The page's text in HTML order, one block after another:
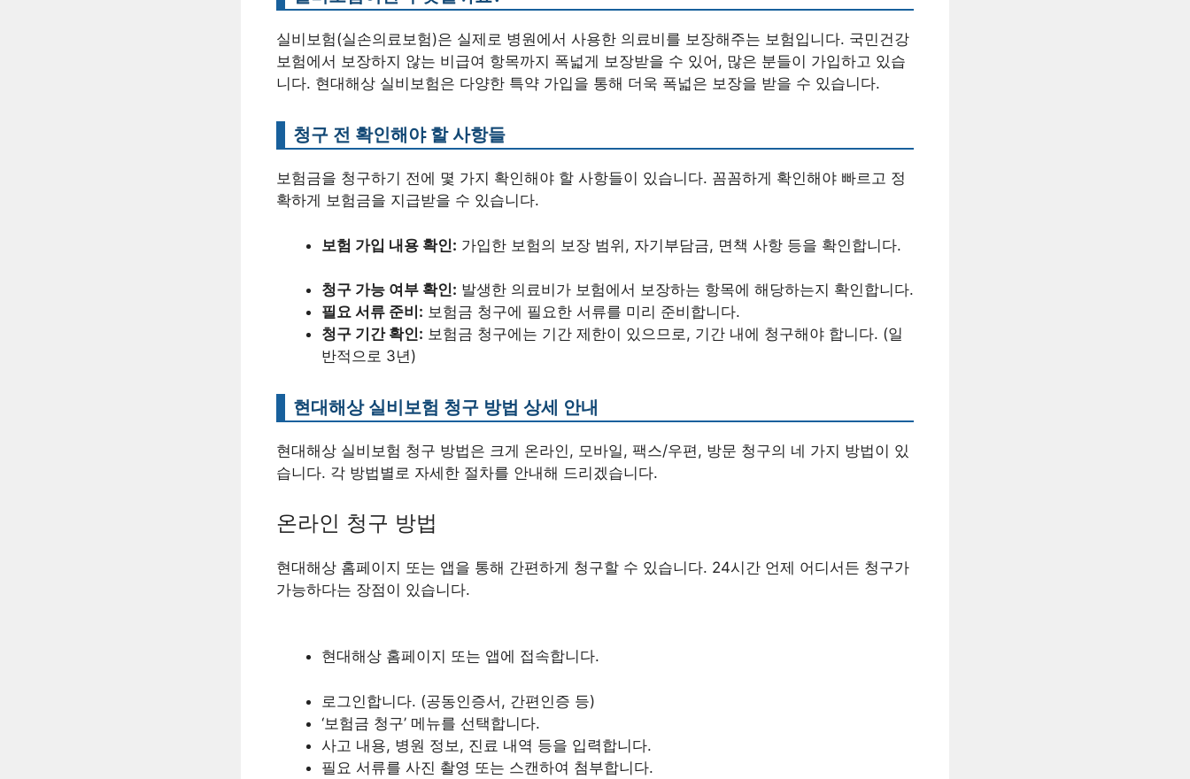
실비보험(실손의료보험)은 실제로 병원에서 사용한 의료비를 보장해주는 보험입니다. 국민건강
보험에서 보장하지 않는 비급여 항목까지 폭넓게 보장받을 수 있어, 많은 분들이 가입하고 있습
니다. 현대해상 실비보험은 다양한 특약 가입을 통해 더욱 폭넓은 보장을 받을 수 있습니다.
청구 전 확인해야 할 사항들
보험금을 청구하기 전에 몇 가지 확인해야 할 사항들이 있습니다. 꼼꼼하게 확인해야 빠르고 정
확하게 보험금을 지급받을 수 있습니다.
보험 가입 내용 확인: 가입한 보험의 보장 범위, 자기부담금, 면책 사항 등을 확인합니다.
청구 가능 여부 확인: 발생한 의료비가 보험에서 보장하는 항목에 해당하는지 확인합니다.
필요 서류 준비: 보험금 청구에 필요한 서류를 미리 준비합니다.
청구 기간 확인: 보험금 청구에는 기간 제한이 있으므로, 기간 내에 청구해야 합니다. (일
반적으로 3년)
현대해상 실비보험 청구 방법 상세 안내
현대해상 실비보험 청구 방법은 크게 온라인, 모바일, 팩스/우편, 방문 청구의 네 가지 방법이 있
습니다. 각 방법별로 자세한 절차를 안내해 드리겠습니다.
온라인 청구 방법
현대해상 홈페이지 또는 앱을 통해 간편하게 청구할 수 있습니다. 24시간 언제 어디서든 청구가
가능하다는 장점이 있습니다.
현대해상 홈페이지 또는 앱에 접속합니다.
로그인합니다. (공동인증서, 간편인증 등)
‘보험금 청구’ 메뉴를 선택합니다.
사고 내용, 병원 정보, 진료 내역 등을 입력합니다.
필요 서류를 사진 촬영 또는 스캔하여 첨부합니다.